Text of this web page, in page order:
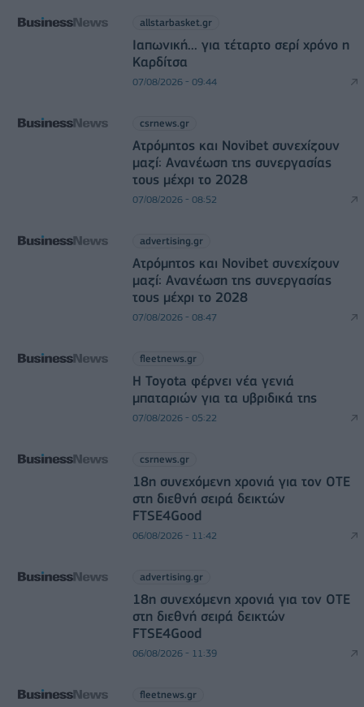
allstarbasket.gr
Ιαπωνική... για τέταρτο σερί χρόνο η
Καρδίτσα
07/08/2026 - 09:44
csrnews.gr
Ατρόμητος και Novibet συνεχίζουν
μαζί: Ανανέωση της συνεργασίας
τους μέχρι το 2028
07/08/2026 - 08:52
advertising.gr
Ατρόμητος και Novibet συνεχίζουν
μαζί: Ανανέωση της συνεργασίας
τους μέχρι το 2028
07/08/2026 - 08:47
fleetnews.gr
Η Toyota φέρνει νέα γενιά
μπαταριών για τα υβριδικά της
07/08/2026 - 05:22
csrnews.gr
18η συνεχόμενη χρονιά για τον ΟΤΕ
στη διεθνή σειρά δεικτών
FTSE4Good
06/08/2026 - 11:42
advertising.gr
18η συνεχόμενη χρονιά για τον ΟΤΕ
στη διεθνή σειρά δεικτών
FTSE4Good
06/08/2026 - 11:39
fleetnews.gr